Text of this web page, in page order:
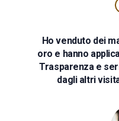
Ho venduto dei
oro e hanno
Trasparenza e
dagli altri